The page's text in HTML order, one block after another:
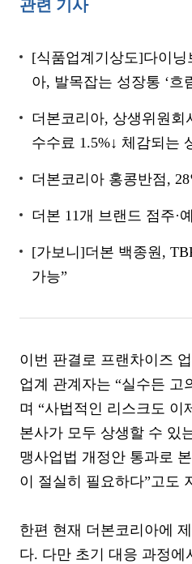
관련 기사
[식품업계기상도]다이닝
아, 발목잡는 성장통 ‘흐
더본코리아, 상생위원
수수료 1.5%↓ 체감되는
더본코리아 홍콩반점,
더본 11개 브랜드 점주·
[가보니]더본 백종원,
가능”
이번 판결로 프랜차이즈
업계 관계자는 “실수든 고
며 “사법적인 리스크도
본사가 모두 상생할 수 있
맹사업법 개정안 통과로
이 절실히 필요하다”고도
한편 현재 더본코리아에
다. 다만 초기 대응 과정